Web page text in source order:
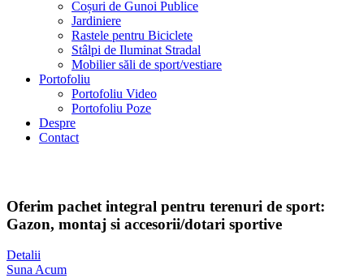
Coșuri de Gunoi Publice
Jardiniere
Rastele pentru Biciclete
Stâlpi de Iluminat Stradal
Mobilier săli de sport/vestiare
Portofoliu
Portofoliu Video
Portofoliu Poze
Despre
Contact
Oferim pachet integral pentru terenuri de sport:
Gazon, montaj si accesorii/dotari sportive
Detalii
Suna Acum